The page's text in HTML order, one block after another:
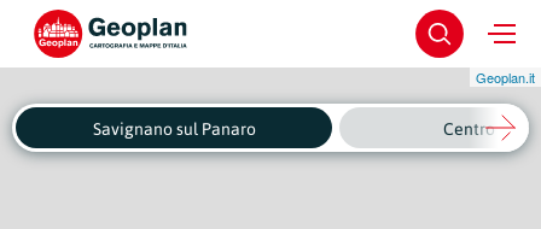
Geoplan.it
Savignano sul Panaro Centro